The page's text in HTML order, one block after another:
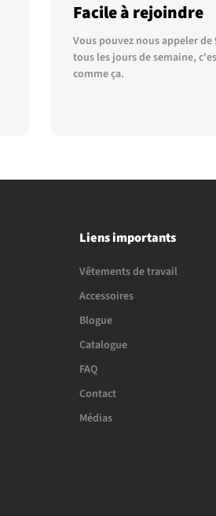
Facile à rejoindre
Vous pouvez nous appeler de
tous les jours de semaine,
comme ça.
Liens importants
Vêtements de travail
Accessoires
Blogue
Catalogue
FAQ
Contact
Médias